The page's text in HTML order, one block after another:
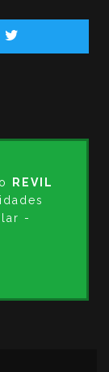
REVIL
-